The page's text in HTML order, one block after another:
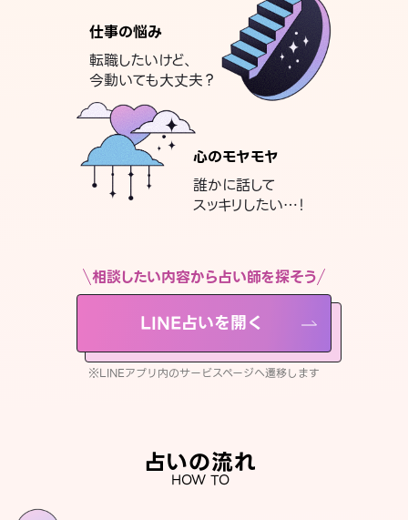
仕事の悩み
転職したいけど、
今動いても大丈夫？
心のモヤモヤ
誰かに話して
スッキリしたい…！
相談したい内容から占い師を探そう
LINE占いを開く
※LINEアプリ内のサービスページへ遷移します
占いの流れ
HOW TO